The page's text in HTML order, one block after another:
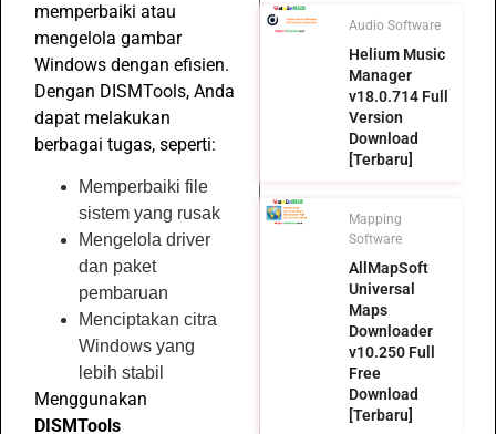
memperbaiki atau
mengelola gambar
Windows dengan efisien.
Dengan DISMTools, Anda
dapat melakukan
berbagai tugas, seperti:
Memperbaiki file
sistem yang rusak
Mengelola driver
dan paket
pembaruan
Menciptakan citra
Windows yang
lebih stabil
Menggunakan
DISMTools
Audio Software
Helium Music
Manager
v18.0.714 Full
Version
Download
[Terbaru]
Mapping
Software
AllMapSoft
Universal
Maps
Downloader
v10.250 Full
Free
Download
[Terbaru]